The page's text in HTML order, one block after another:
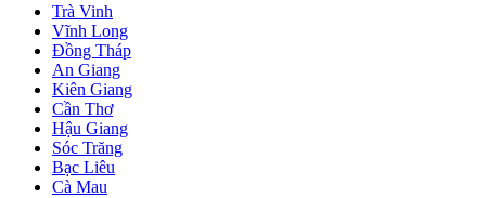
Trà Vinh
Vĩnh Long
Đồng Tháp
An Giang
Kiên Giang
Cần Thơ
Hậu Giang
Sóc Trăng
Bạc Liêu
Cà Mau